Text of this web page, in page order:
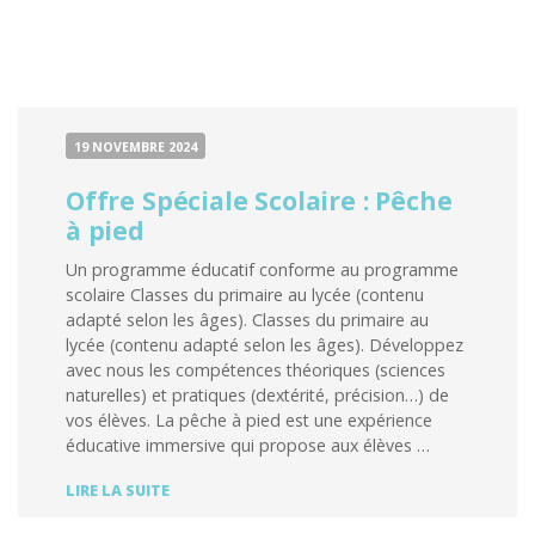
19 NOVEMBRE 2024
Offre Spéciale Scolaire : Pêche
à pied
Un programme éducatif conforme au programme
scolaire Classes du primaire au lycée (contenu
adapté selon les âges). Classes du primaire au
lycée (contenu adapté selon les âges). Développez
avec nous les compétences théoriques (sciences
naturelles) et pratiques (dextérité, précision…) de
vos élèves. La pêche à pied est une expérience
éducative immersive qui propose aux élèves …
LIRE LA SUITEOFFRE